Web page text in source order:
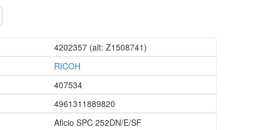
4202357(alt: Z1508741)
RICOH
407534
4961311889820
Aficio SPC 252DN/E/SF